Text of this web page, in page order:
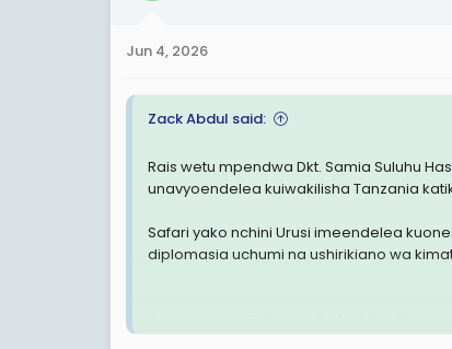
Jun 4, 2026
Zack Abdul said:
Rais wetu mpendwa Dkt. Samia Suluhu
unavyoendelea kuiwakilisha Tanzania
Safari yako nchini Urusi imeendelea
diplomasia uchumi na ushirikiano wa
Tangu enzi za Baba wa Taifa Julius